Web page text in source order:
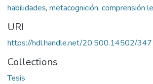
habilidades, metacognición, comprensión
URI
https://hdl.handle.net/20.500.14502/347
Collections
Tesis